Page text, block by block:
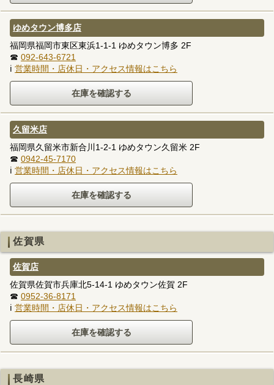
ゆめタウン博多店
福岡県福岡市東区東浜1-1-1 ゆめタウン博多 2F
☎ 092-643-6721
ℹ 営業時間・店休日・アクセス情報はこちら
久留米店
福岡県久留米市新合川1-2-1 ゆめタウン久留米 2F
☎ 0942-45-7170
ℹ 営業時間・店休日・アクセス情報はこちら
佐賀県
佐賀店
佐賀県佐賀市兵庫北5-14-1 ゆめタウン佐賀 2F
☎ 0952-36-8171
ℹ 営業時間・店休日・アクセス情報はこちら
長崎県